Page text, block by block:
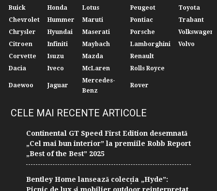
Buick
Honda Lotus Peugeot
Toyota
Chevrolet
Hummer Maruti Pontiac
Trabant
Chrysler
Hyundai Maserati Porsche
Volkswagen
Citroen
Infiniti Maybach Lamborghini
Volvo
Corvette
Isuzu Mazda
Renault
Dacia
Iveco McLaren Rolls Royce
Daewoo Jaguar
Mercedes-
Benz
Rover
CELE MAI RECENTE ARTICOLE
Continental GT Speed First Edition desemnată
„Cel mai bun interior” la premiile Robb Report
„Best of the Best” 2025
Bentley Home lansează colecția „Hyde”: